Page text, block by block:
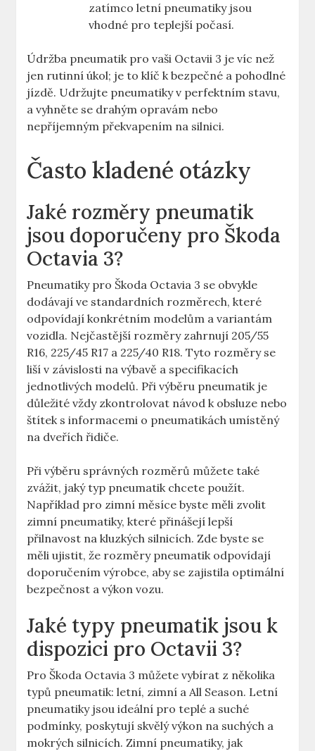
zatímco letní pneumatiky jsou
vhodné pro teplejší počasí.
Údržba pneumatik pro vaši Octavii 3 je víc než
jen rutinní úkol; je to klíč k bezpečné a pohodlné
jízdě. Udržujte pneumatiky v perfektním stavu,
a vyhněte se drahým opravám nebo
nepříjemným překvapením na silnici.
Často kladené otázky
Jaké rozměry pneumatik
jsou doporučeny pro Škoda
Octavia 3?
Pneumatiky pro Škoda Octavia 3 se obvykle
dodávají ve standardních rozměrech, které
odpovídají konkrétním modelům a variantám
vozidla. Nejčastější rozměry zahrnují 205/55
R16, 225/45 R17 a 225/40 R18. Tyto rozměry se
liší v závislosti na výbavě a specifikacích
jednotlivých modelů. Při výběru pneumatik je
důležité vždy zkontrolovat návod k obsluze nebo
štítek s informacemi o pneumatikách umístěný
na dveřích řidiče.
Při výběru správných rozměrů můžete také
zvážit, jaký typ pneumatik chcete použít.
Například pro zimní měsíce byste měli zvolit
zimní pneumatiky, které přinášejí lepší
přilnavost na kluzkých silnicích. Zde byste se
měli ujistit, že rozměry pneumatik odpovídají
doporučením výrobce, aby se zajistila optimální
bezpečnost a výkon vozu.
Jaké typy pneumatik jsou k
dispozici pro Octavii 3?
Pro Škoda Octavia 3 můžete vybírat z několika
typů pneumatik: letní, zimní a All Season. Letní
pneumatiky jsou ideální pro teplé a suché
podmínky, poskytují skvělý výkon na suchých a
mokrých silnicích. Zimní pneumatiky, jak